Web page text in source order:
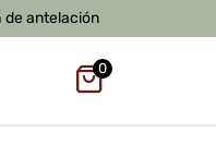
de antelación
0